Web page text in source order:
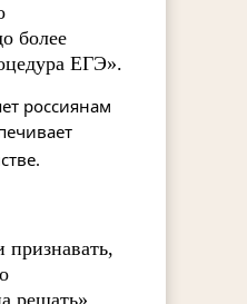
более
ЕГЭ».
россиянам
признавать,